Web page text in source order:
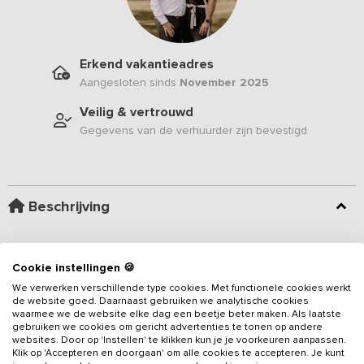
Erkend vakantieadres
Aangesloten sinds November 2025
Veilig & vertrouwd
Gegevens van de verhuurder zijn bevestigd
Beschrijving
Nieuw in ons aanbod sinds januari 2026– Verscholen in het
schilderachtige Twentse landschap, direct aan de waterkant, vind
je dit royale
vakantieadres . Het bestaat uit
twee sfeervolle,
duurzame woningen, die samen ruimte bieden voor 24
personen. Beide accommodaties zijn ideaal voor families,
vriendengroepen of kleine gezelschappen die de rust van de
natuur willen combineren met comfort, luxe en gezelligheid.Elke
Lees meer
Cookie instellingen 🍪
We verwerken verschillende type cookies. Met functionele cookies werkt
de website goed. Daarnaast gebruiken we analytische cookies
waarmee we de website elke dag een beetje beter maken. Als laatste
gebruiken we cookies om gericht advertenties te tonen op andere
websites. Door op 'Instellen' te klikken kun je je voorkeuren aanpassen.
Klik op 'Accepteren en doorgaan' om alle cookies te accepteren. Je kunt